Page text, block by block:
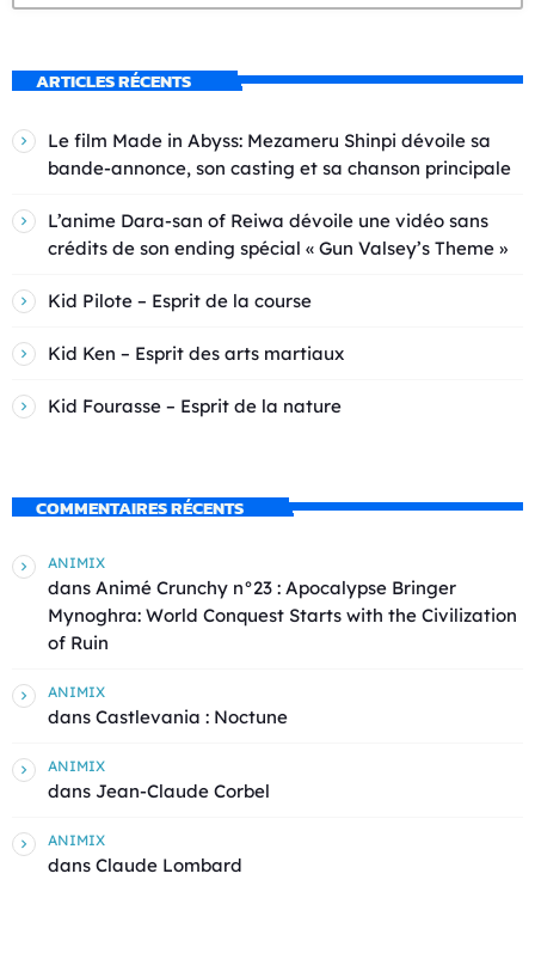
ARTICLES RÉCENTS
Le film Made in Abyss: Mezameru Shinpi dévoile sa
bande-annonce, son casting et sa chanson principale
L’anime Dara-san of Reiwa dévoile une vidéo sans
crédits de son ending spécial « Gun Valsey’s Theme »
Kid Pilote – Esprit de la course
Kid Ken – Esprit des arts martiaux
Kid Fourasse – Esprit de la nature
COMMENTAIRES RÉCENTS
ANIMIX
dans Animé Crunchy n°23 : Apocalypse Bringer
Mynoghra: World Conquest Starts with the Civilization
of Ruin
ANIMIX
dans Castlevania : Noctune
ANIMIX
dans Jean-Claude Corbel
ANIMIX
dans Claude Lombard